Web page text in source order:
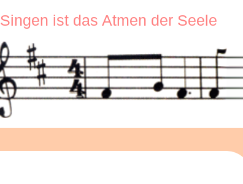
Singen ist das Atmen der Seele